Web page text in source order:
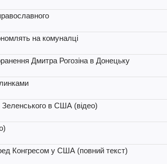
на комуналці
Дмитра Рогозіна в Донецьку
Зеленського в США (відео)
Конгресом у США (повний текст)